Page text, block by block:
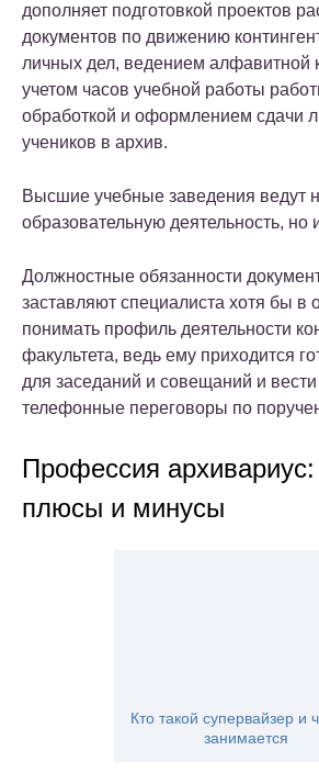
дополняет подготовкой проектов
документов по движению
личных дел, ведением алфавитной
учетом часов учебной работы
обработкой и оформлением сдачи
учеников в архив.
Высшие учебные заведения ведут
образовательную деятельность, но
Должностные обязанности
заставляют специалиста хотя бы в
понимать профиль деятельности
факультета, ведь ему приходится
для заседаний и совещаний и
телефонные переговоры по
Профессия архивариус:
плюсы и минусы
Кто такой супервайзер и
занимается